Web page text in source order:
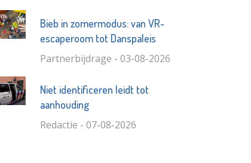
Bieb in zomermodus: van VR-
escaperoom tot Danspaleis
Partnerbijdrage - 03-08-2026
Niet identificeren leidt tot
aanhouding
Redactie - 07-08-2026